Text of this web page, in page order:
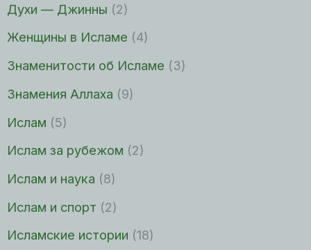
Духи — Джинны (2)
Женщины в Исламе (4)
Знаменитости об Исламе (3)
Знамения Аллаха (9)
Ислам (5)
Ислам за рубежом (2)
Ислам и наука (8)
Ислам и спорт (2)
Исламские истории (18)